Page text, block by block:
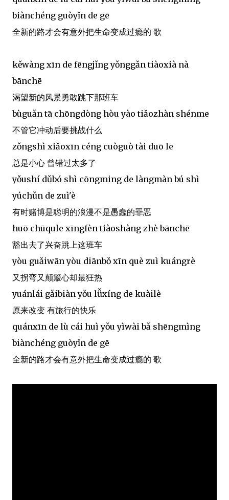
biànchéng guòyǐn de gē
全新的路才会有意外把生命变成过瘾的 歌
kěwàng xīn de fēngjǐng yǒnggǎn tiàoxià nà
bānchē
渴望新的风景勇敢跳下那班车
bùguǎn tā chōngdòng hòu yào tiǎozhàn shénme
不管它冲动后要挑战什么
zǒngshì xiǎoxīn céng cuòguò tài duō le
总是小心 曾错过太多了
yǒushí dǔbó shì cōngming de làngmàn bú shì
yúchǔn de zuì'è
有时赌博是聪明的浪漫不是愚蠢的罪恶
huō chūqule xīngfèn tiàoshàng zhè bānchē
豁出去了兴奋跳上这班车
yòu guǎiwān yòu diānbǒ xīn què zuì kuángrè
又拐弯又颠簸心却最狂热
yuánlái gǎibiàn yǒu lǚxíng de kuàilè
原来改变 有旅行的快乐
quánxīn de lù cái huì yǒu yìwài bǎ shēngmìng
biànchéng guòyǐn de gē
全新的路才会有意外把生命变成过瘾的 歌